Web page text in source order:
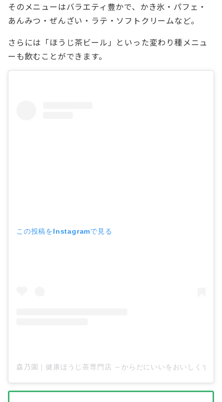
そのメニューはバラエティ豊かで、かき氷・パフェ・
あんみつ・ぜんざい・ラテ・ソフトクリームなど。
さらには「ほうじ茶ビール」といった変わり種メニュ
ーも飲むことができます。
この投稿をInstagramで見る
森乃園｜健康ほうじ茶専門店 ～からだにいいをおいしくす